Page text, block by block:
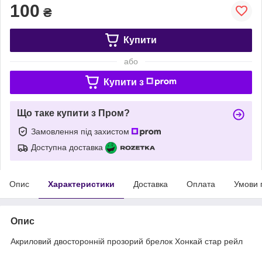
100 ₴
Купити
або
Купити з
Що таке купити з Пром?
Замовлення під захистом
Доступна доставка
Опис Характеристики Доставка Оплата Умови
Опис
Акриловий двосторонній прозорий брелок Хонкай стар рейл